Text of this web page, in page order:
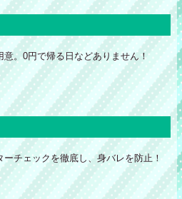
意。0円で帰る日などありません！
ーチェックを徹底し、身バレを防止！